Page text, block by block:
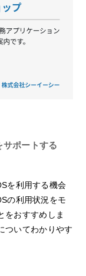
サポートする
を利用する機会
の利用状況をモ
をおすすめしま
ついてわかりやす